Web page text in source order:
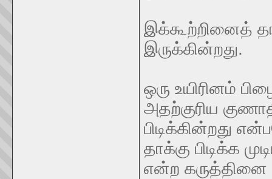
இக்கூற்றினைத்
இருக்கின்றது.
ஒரு உயிரினம்
அதற்குரிய
பிடிக்கின்றது
தாக்கு பிடிக்க
என்ற